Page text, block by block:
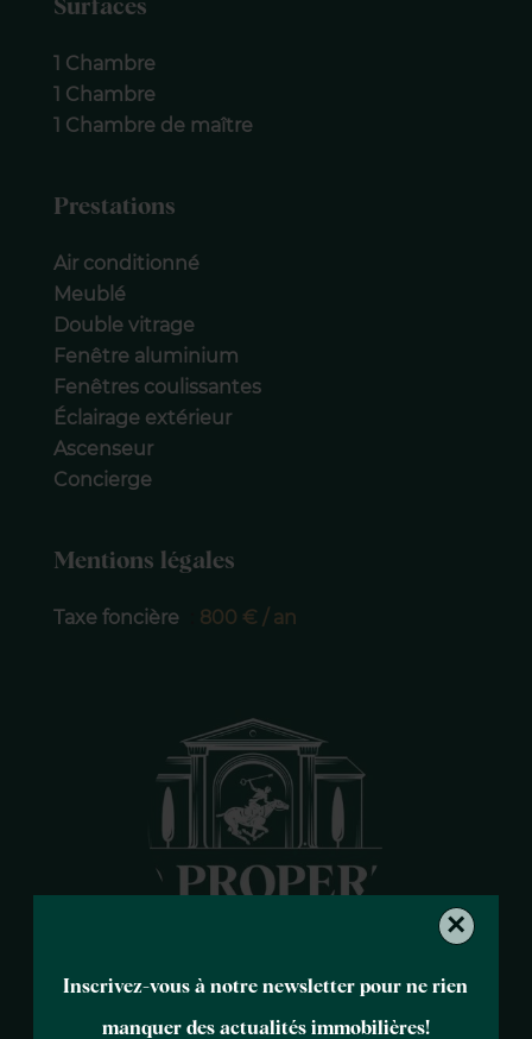
Inscrivez-vous à notre newsletter pour ne rien
manquer des actualités immobilières!
×
Surfaces
1 Chambre
1 Chambre
1 Chambre de maître
Prestations
Air conditionné
Meublé
Double vitrage
Fenêtre aluminium
Fenêtres coulissantes
Éclairage extérieur
Ascenseur
Concierge
Mentions légales
Taxe foncière 800 € / an
Susana MARTIN